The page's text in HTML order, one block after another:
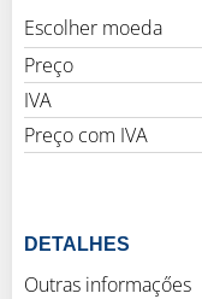
Escolher moeda
Preço
IVA
Preço com IVA
DETALHES
Outras informaçőes